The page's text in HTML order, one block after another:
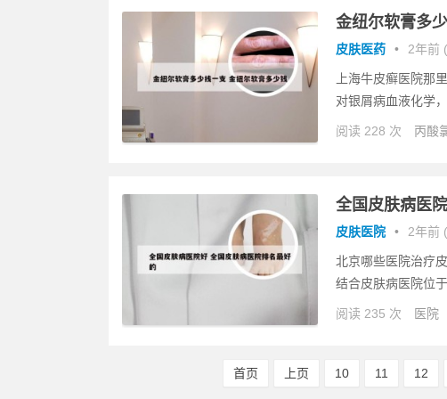
金纽尔软膏多
皮肤医药 • 2年前
上海牛皮癣医院那
对银屑病血液化学
阅读 228 次 丙酸
全国皮肤病医
皮肤医院 • 2年前
北京哪些医院治疗
结合皮肤病医院位
阅读 235 次 医院
首页 上页 10 11 12